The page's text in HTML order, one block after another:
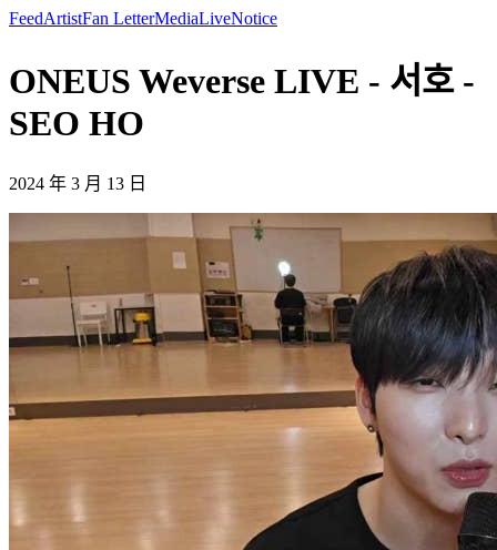
FeedArtistFan LetterMediaLiveNotice
ONEUS Weverse LIVE - 서호 -
SEO HO
2024 年 3 月 13 日